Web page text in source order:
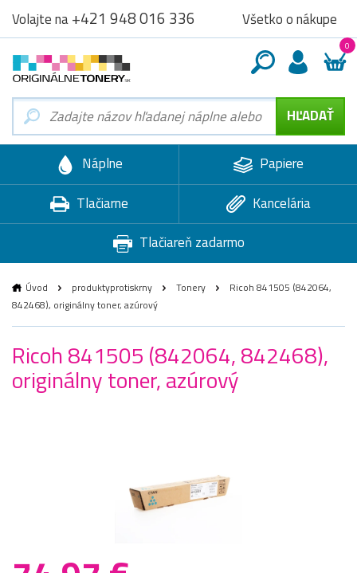
Volajte na+421 948 016 336 Všetko o nákupe
0
Náplne
Papiere
Tlačiarne
Kancelária
Tlačiareň zadarmo
Úvod produktyprotiskrny Tonery
Ricoh 841505 (842064,
842468), originálny toner, azúrový
Ricoh 841505 (842064, 842468),
originálny toner, azúrový